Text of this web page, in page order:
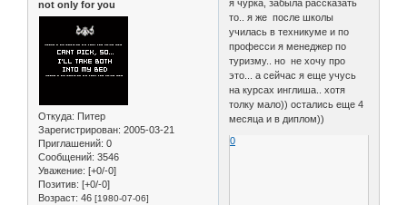
not only for you
Откуда: Питер
Зарегистрирован: 2005-03-21
Приглашений: 0
Сообщений: 3546
Уважение: [+0/-0]
Позитив: [+0/-0]
Возраст: 46 [1980-07-06]
я чурка, забыла рассказать
то.. я же после школы
училась в техникуме и по
професси я менеджер по
туризму.. но не хочу про
это... а сейчас я еще учусь
на курсах инглиша.. хотя
толку мало)) остались еще 4
месяца и в диплом))
0